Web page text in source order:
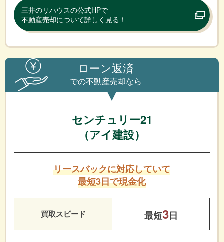
三井のリハウスの公式HPで
不動産売却について詳しく見る！
ローン返済
での不動産売却なら
センチュリー21
（アイ建設）
リースバックに対応していて
最短3日で現金化
買取スピード 最短3日